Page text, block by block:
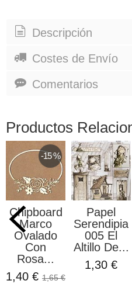
Descripción
Costes de Envío
Comentarios
Productos
-15 %
Chipboard
Marco
Ovalado
Con
Rosa...
1,40 € 1,65 €
Papel
Serendipia
005 El
Altillo De...
1,30 €